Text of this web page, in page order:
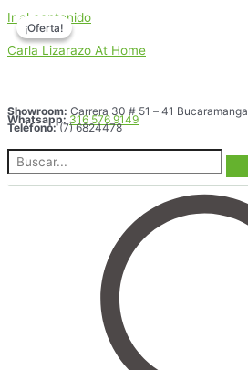
Ir al contenido
Carla Lizarazo At Home
Showroom: Carrera 30 # 51 – 41 Bucaramanga
Whatsapp: 316 576 9149
Teléfono: (7) 6824478
¡Oferta!
¡Oferta!